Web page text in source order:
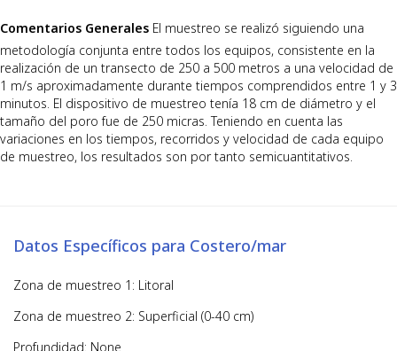
Comentarios Generales El muestreo se realizó siguiendo una
metodología conjunta entre todos los equipos, consistente en la
realización de un transecto de 250 a 500 metros a una velocidad de
1 m/s aproximadamente durante tiempos comprendidos entre 1 y 3
minutos. El dispositivo de muestreo tenía 18 cm de diámetro y el
tamaño del poro fue de 250 micras. Teniendo en cuenta las
variaciones en los tiempos, recorridos y velocidad de cada equipo
de muestreo, los resultados son por tanto semicuantitativos.
Datos Específicos para Costero/mar
Zona de muestreo 1: Litoral
Zona de muestreo 2: Superficial (0-40 cm)
Profundidad: None